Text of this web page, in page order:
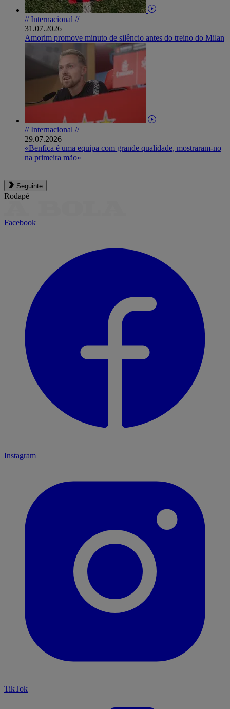
// Internacional //
31.07.2026
Amorim promove minuto de silêncio antes do treino do Milan
// Internacional //
29.07.2026
«Benfica é uma equipa com grande qualidade, mostraram-no
na primeira mão»
Seguinte
Rodapé
Facebook
Instagram
TikTok